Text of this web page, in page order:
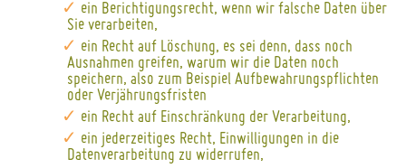
ein Berichtigungsrecht, wenn wir falsche Daten über
Sie verarbeiten,
ein Recht auf Löschung, es sei denn, dass noch
Ausnahmen greifen, warum wir die Daten noch
speichern, also zum Beispiel Aufbewahrungspflichten
oder Verjährungsfristen
ein Recht auf Einschränkung der Verarbeitung,
ein jederzeitiges Recht, Einwilligungen in die
Datenverarbeitung zu widerrufen,